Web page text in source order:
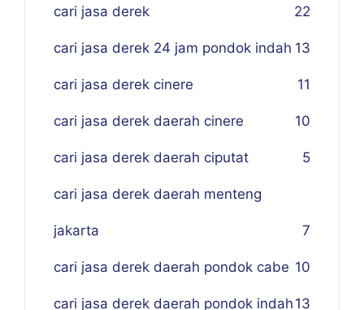
cari jasa derek 22
cari jasa derek 24 jam pondok indah 13
cari jasa derek cinere 11
cari jasa derek daerah cinere 10
cari jasa derek daerah ciputat 5
cari jasa derek daerah menteng
jakarta 7
cari jasa derek daerah pondok cabe 10
cari jasa derek daerah pondok indah 13